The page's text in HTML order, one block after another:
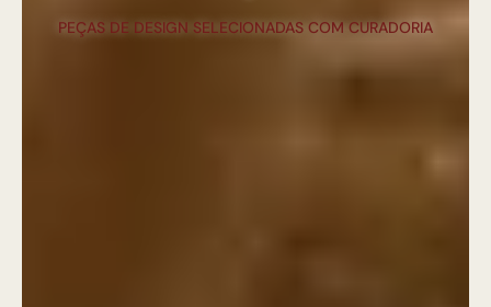
PEÇAS DE DESIGN SELECIONADAS COM CURADORIA